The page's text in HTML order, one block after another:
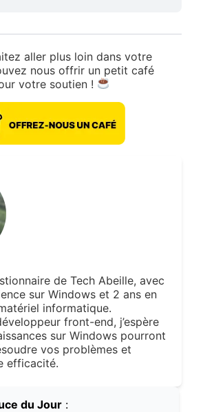
aller plus loin dans votre
nous offrir un petit café
votre soutien !
de Tech Abeille, avec
sur Windows et 2 ans en
informatique.
front-end, j’espère
sur Windows pourront
vos problèmes et
efficacité.
du Jour: